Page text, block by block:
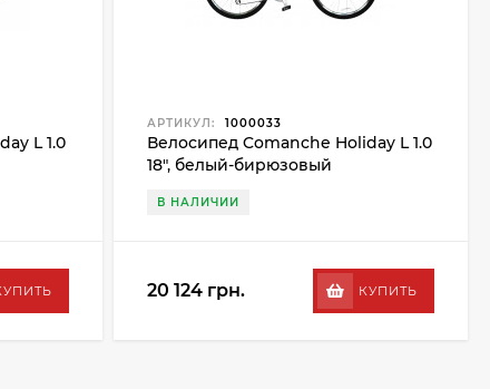
L 1.0
АРТИКУЛ: 1000033
Велосипед Comanche Holiday L 1.0
18", белый-бирюзовый
В НАЛИЧИИ
20 124 грн. КУПИТЬ